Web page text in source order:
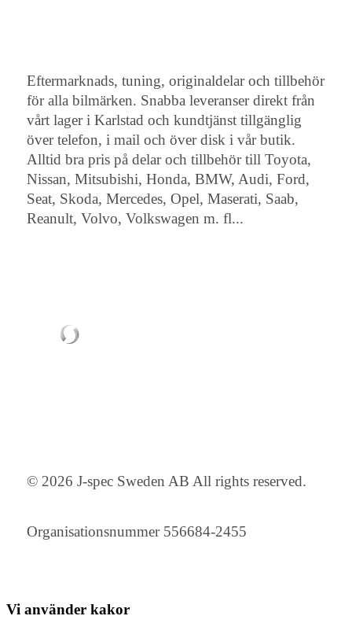
Eftermarknads, tuning, originaldelar och tillbehör
för alla bilmärken. Snabba leveranser direkt från
vårt lager i Karlstad och kundtjänst tillgänglig
över telefon, i mail och över disk i vår butik.
Alltid bra pris på delar och tillbehör till Toyota,
Nissan, Mitsubishi, Honda, BMW, Audi, Ford,
Seat, Skoda, Mercedes, Opel, Maserati, Saab,
Reanult, Volvo, Volkswagen m. fl...
© 2026 J-spec Sweden AB All rights reserved.
Organisationsnummer 556684-2455
Vi använder kakor